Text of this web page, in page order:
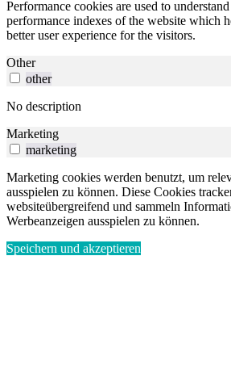
Performance cookies are used to
performance indexes of the website which
better user experience for the visitors.
Other
other
No description
Marketing
marketing
Marketing cookies werden benutzt, um
ausspielen zu können. Diese Cookies
websiteübergreifend und sammeln
Werbeanzeigen ausspielen zu können.
Speichern und akzeptieren